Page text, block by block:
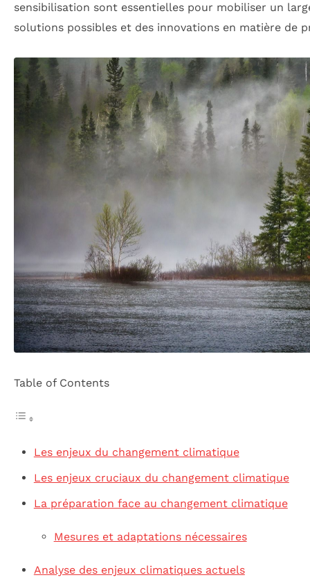
sensibilisation sont essentielles pour mobiliser un
solutions possibles et des innovations en matière de
Table of Contents
Les enjeux du changement climatique
Les enjeux cruciaux du changement climatique
La préparation face au changement climatique
Mesures et adaptations nécessaires
Analyse des enjeux climatiques actuels